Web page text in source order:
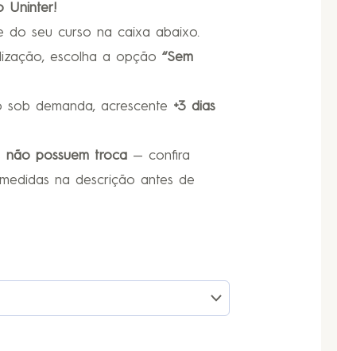
Uninter!
do seu curso na caixa abaixo.
escolha a opção“Sem
demanda, acrescente +3 dias
não possuem troca — confira
na descrição antes de